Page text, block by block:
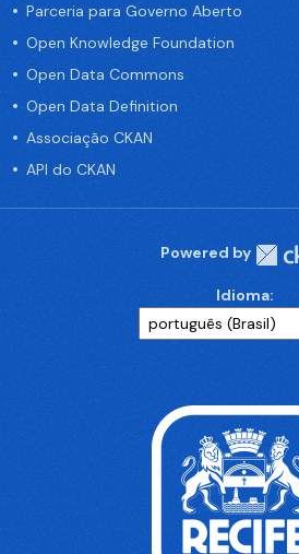
Parceria para Governo Aberto
Open Knowledge Foundation
Open Data Commons
Open Data Definition
Associação CKAN
API do CKAN
Powered by
Idioma